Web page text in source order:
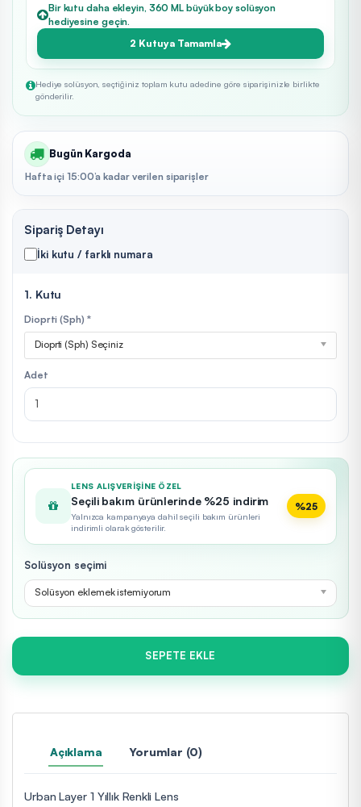
Bir kutu daha ekleyin, 360 ML büyük boy solüsyon
hediyesine geçin.
2 Kutuya Tamamla
Hediye solüsyon, seçtiğiniz toplam kutu adedine göre siparişinizle birlikte
gönderilir.
Bugün Kargoda
Hafta içi 15:00’a kadar verilen siparişler
Sipariş Detayı
İki kutu / farklı numara
1. Kutu
Dioprti (Sph) *
Dioprti (Sph) Seçiniz
Adet
LENS ALIŞVERIŞINE ÖZEL
Seçili bakım ürünlerinde %25 indirim
Yalnızca kampanyaya dahil seçili bakım ürünleri
indirimli olarak gösterilir.
%25
Solüsyon seçimi
Solüsyon eklemek istemiyorum
SEPETE EKLE
Açıklama Yorumlar (0)
Urban Layer 1 Yıllık Renkli Lens